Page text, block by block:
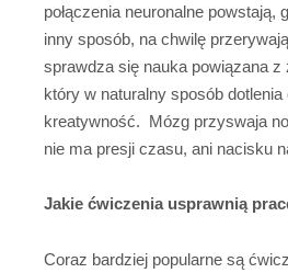
połączenia neuronalne
inny sposób, na chwilę
sprawdza się nauka powiązana z
który w naturalny sposób
kreatywność. Mózg przyswaja
nie ma presji czasu, ani nacisku
Jakie ćwiczenia usprawnią
Coraz bardziej popularne są